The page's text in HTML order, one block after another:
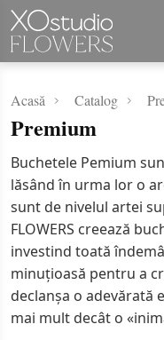
Acasă Catalog
Premium
Buchetele Pemium
lăsând în urma lor o
sunt de nivelul artei
FLOWERS creează
investind toată
minuțioasă pentru a
declanșa o adevărată
mai mult decât o